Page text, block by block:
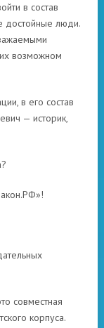
в состав
достойные люди.
возможном
в его состав
— историк,
совместная
корпуса.